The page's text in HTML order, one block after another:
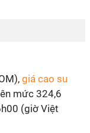
giá cao su
mức 324,6
(giờ Việt